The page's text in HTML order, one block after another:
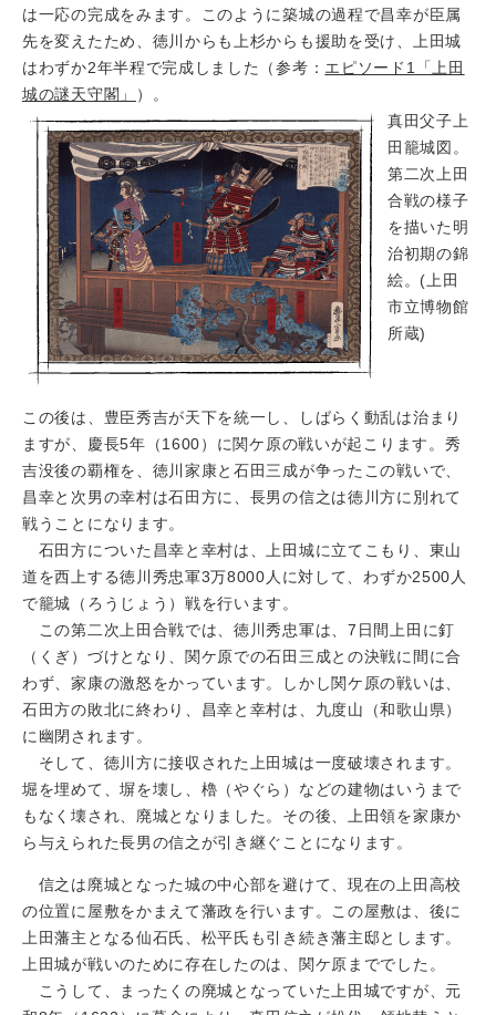
は一応の完成をみます。このように築城の過程で昌幸が臣属
先を変えたため、徳川からも上杉からも援助を受け、上田城
はわずか2年半程で完成しました（参考： エピソード1「上田
城の謎天守閣」
）。
真田父子上
田籠城図。
第二次上田
合戦の様子
を描いた明
治初期の錦
絵。(上田
市立博物館
所蔵)
この後は、豊臣秀吉が天下を統一し、しばらく動乱は治まり
ますが、慶長5年（1600）に関ケ原の戦いが起こります。秀
吉没後の覇権を、徳川家康と石田三成が争ったこの戦いで、
昌幸と次男の幸村は石田方に、長男の信之は徳川方に別れて
戦うことになります。
石田方についた昌幸と幸村は、上田城に立てこもり、東山
道を西上する徳川秀忠軍3万8000人に対して、わずか2500人
で籠城（ろうじょう）戦を行います。
この第二次上田合戦では、徳川秀忠軍は、7日間上田に釘
（くぎ）づけとなり、関ケ原での石田三成との決戦に間に合
わず、家康の激怒をかっています。しかし関ケ原の戦いは、
石田方の敗北に終わり、昌幸と幸村は、九度山（和歌山県）
に幽閉されます。
そして、徳川方に接収された上田城は一度破壊されます。
堀を埋めて、塀を壊し、櫓（やぐら）などの建物はいうまで
もなく壊され、廃城となりました。その後、上田領を家康か
ら与えられた長男の信之が引き継ぐことになります。
信之は廃城となった城の中心部を避けて、現在の上田高校
の位置に屋敷をかまえて藩政を行います。この屋敷は、後に
上田藩主となる仙石氏、松平氏も引き続き藩主邸とします。
上田城が戦いのために存在したのは、関ケ原まででした。
こうして、まったくの廃城となっていた上田城ですが、元